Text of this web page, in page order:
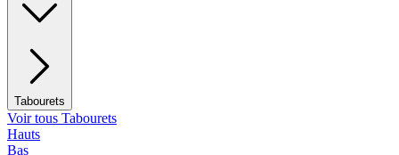
Tabourets
Voir tous Tabourets
Hauts
Bas